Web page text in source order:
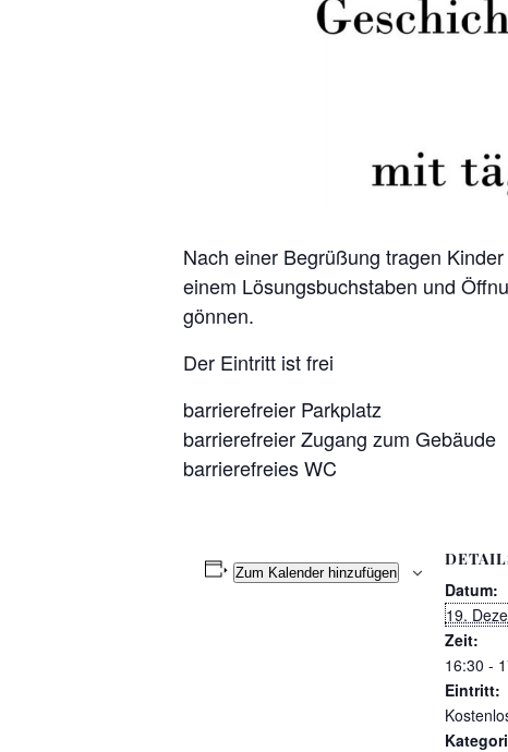
Nach einer Begrüßung tragen
einem Lösungsbuchstaben und
gönnen.
Der Eintritt ist frei
barrierefreier Parkplatz
barrierefreier Zugang zum Gebäude
barrierefreies WC
Zum Kalender hinzufügen
Datum:
19.
Zeit:
16:30 -
Eintritt: